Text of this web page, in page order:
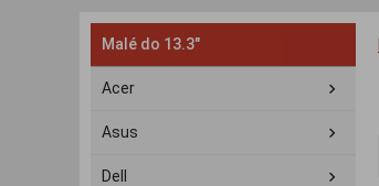
Malé do 13.3"
Acer
Asus
Dell